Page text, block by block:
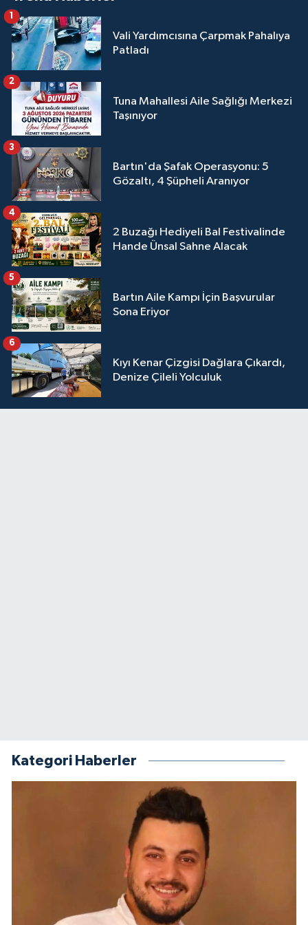
Vali Yardımcısına Çarpmak Pahalıya
Patladı
1
Tuna Mahallesi Aile Sağlığı Merkezi
Taşınıyor
2
Bartın'da Şafak Operasyonu: 5
Gözaltı, 4 Şüpheli Aranıyor
3
2 Buzağı Hediyeli Bal Festivalinde
Hande Ünsal Sahne Alacak
4
Bartın Aile Kampı İçin Başvurular
Sona Eriyor
5
Kıyı Kenar Çizgisi Dağlara Çıkardı,
Denize Çileli Yolculuk
6
Kategori Haberler